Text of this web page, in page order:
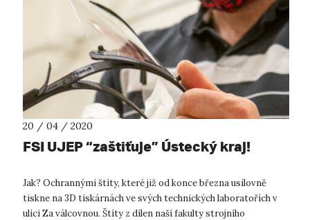
20 / 04 / 2020
FSI UJEP “zaštiťuje” Ústecký kraj!
Jak? Ochrannými štíty, které již od konce března usilovně
tiskne na 3D tiskárnách ve svých technických laboratořích v
ulici Za válcovnou. Štíty z dílen naší fakulty strojního